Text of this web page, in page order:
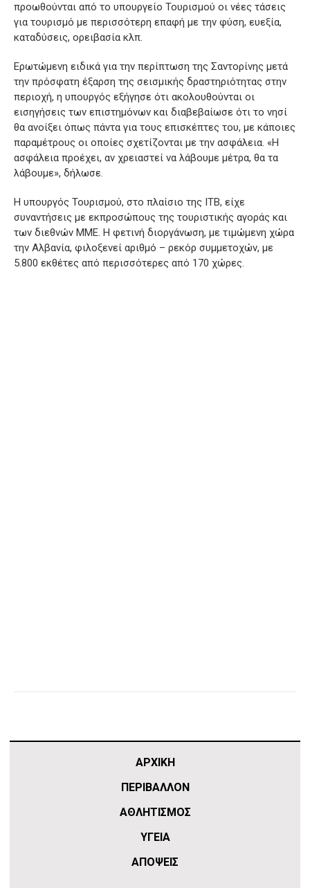
προωθούνται από το υπουργείο Τουρισμού οι νέες τάσεις
για τουρισμό με περισσότερη επαφή με την φύση, ευεξία,
καταδύσεις, ορειβασία κλπ.
Ερωτώμενη ειδικά για την περίπτωση της Σαντορίνης μετά
την πρόσφατη έξαρση της σεισμικής δραστηριότητας στην
περιοχή, η υπουργός εξήγησε ότι ακολουθούνται οι
εισηγήσεις των επιστημόνων και διαβεβαίωσε ότι το νησί
θα ανοίξει όπως πάντα για τους επισκέπτες του, με κάποιες
παραμέτρους οι οποίες σχετίζονται με την ασφάλεια. «Η
ασφάλεια προέχει, αν χρειαστεί να λάβουμε μέτρα, θα τα
λάβουμε», δήλωσε.
Η υπουργός Τουρισμού, στο πλαίσιο της ΙΤΒ, είχε
συναντήσεις με εκπροσώπους της τουριστικής αγοράς και
των διεθνών ΜΜΕ. Η φετινή διοργάνωση, με τιμώμενη χώρα
την Αλβανία, φιλοξενεί αριθμό – ρεκόρ συμμετοχών, με
5.800 εκθέτες από περισσότερες από 170 χώρες.
ΑΡΧΙΚΗ
ΠΕΡΙΒΑΛΛΟΝ
ΑΘΛΗΤΙΣΜΌΣ
ΥΓΕΙΑ
ΑΠΟΨΕΙΣ